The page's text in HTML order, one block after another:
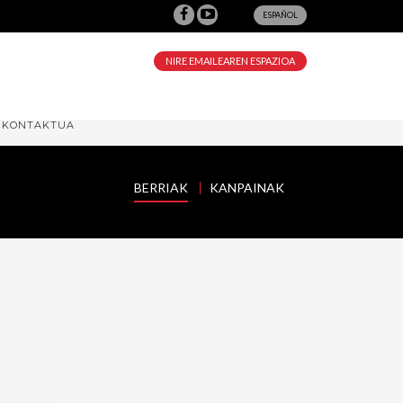
ESPAÑOL
NIRE EMAILEAREN ESPAZIOA
KONTAKTUA
BERRIAK KANPAINAK